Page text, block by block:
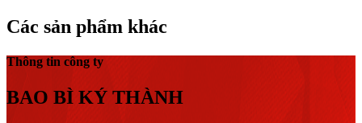
Các sản phẩm khác
Thông tin công ty
BAO BÌ KÝ THÀNH